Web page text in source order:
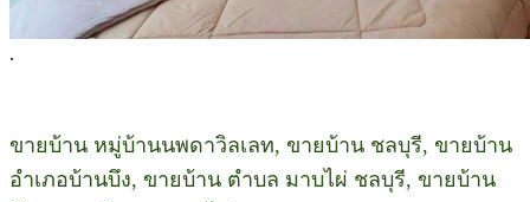
.
ขายบ้าน หมู่บ้านนพดาวิลเลท, ขายบ้าน ชลบุรี, ขายบ้าน
อำเภอบ้านบึง, ขายบ้าน ตำบล มาบไผ่ ชลบุรี, ขายบ้าน